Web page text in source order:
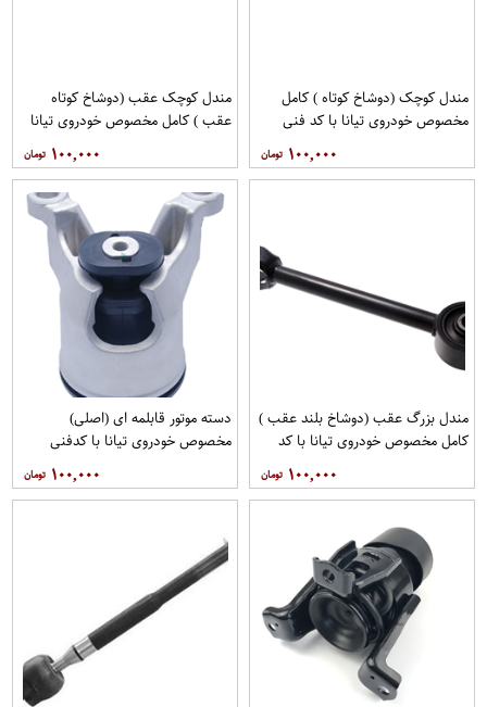
مندل کوچک (دوشاخ کوتاه ) کامل
مخصوص خودروی تیانا با کد فنی
فروشگاه مگاموتور
۱۰۰,۰۰۰
مندل کوچک عقب (دوشاخ کوتاه
عقب ) کامل مخصوص خودروی تیانا
با کد فنی 551AO-JN01Aبرند EEP
فروشگاه مگاموتور
۱۰۰,۰۰۰
مندل بزرگ عقب (دوشاخ بلند عقب )
کامل مخصوص خودروی تیانا با کد
فنی 55110-JN00Aبرند EEP فروشگاه
مگاموتور
۱۰۰,۰۰۰
دسته موتور قابلمه ای (اصلی)
مخصوص خودروی تیانا با کدفنی
فروشگاه مگاموتور
۱۰۰,۰۰۰